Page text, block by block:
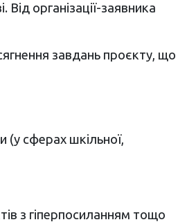
організації-заявника
завдань проєкту, що
(у сферах шкільної,
з гіперпосиланням тощо